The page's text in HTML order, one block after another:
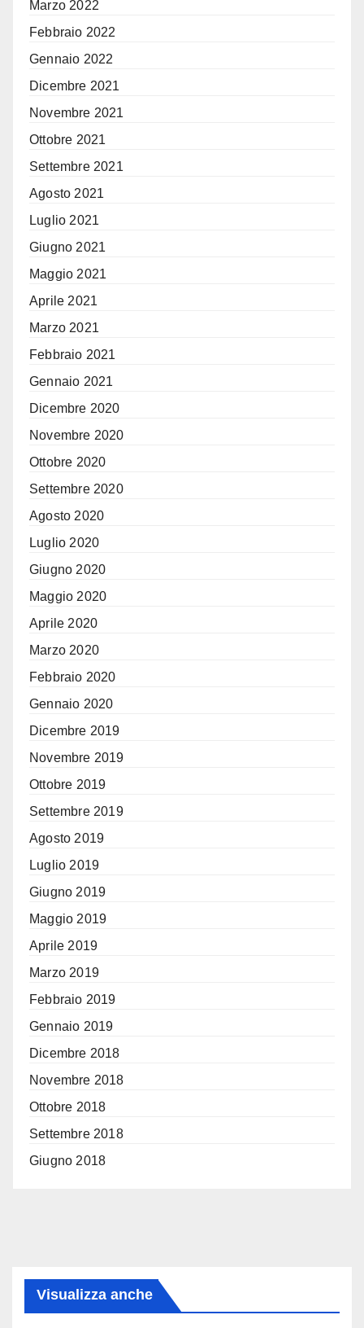
Marzo 2022
Febbraio 2022
Gennaio 2022
Dicembre 2021
Novembre 2021
Ottobre 2021
Settembre 2021
Agosto 2021
Luglio 2021
Giugno 2021
Maggio 2021
Aprile 2021
Marzo 2021
Febbraio 2021
Gennaio 2021
Dicembre 2020
Novembre 2020
Ottobre 2020
Settembre 2020
Agosto 2020
Luglio 2020
Giugno 2020
Maggio 2020
Aprile 2020
Marzo 2020
Febbraio 2020
Gennaio 2020
Dicembre 2019
Novembre 2019
Ottobre 2019
Settembre 2019
Agosto 2019
Luglio 2019
Giugno 2019
Maggio 2019
Aprile 2019
Marzo 2019
Febbraio 2019
Gennaio 2019
Dicembre 2018
Novembre 2018
Ottobre 2018
Settembre 2018
Giugno 2018
Visualizza anche